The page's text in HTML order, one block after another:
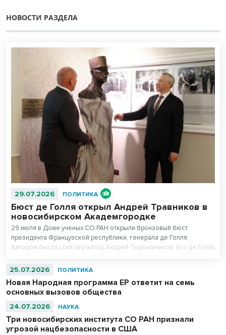
НОВОСТИ РАЗДЕЛА
29.07.2026 ПОЛИТИКА
Бюст де Голля открыл Андрей Травников в
новосибирском Академгородке
29 июля в Доме ученых СО РАН открыли бронзовый бюст
президента Французской республики, генерала де Голля.
Автором бюста стал скульптор Андрей Тыртышников. Его де Голль
Центральном музее Великой Отечественной войны в Москве и
25.07.2026 ПОЛИТИКА
Новая Народная программа ЕР ответит на семь
основных вызовов общества
24.07.2026 НАУКА
Три новосибирских института СО РАН признали
угрозой нацбезопасности в США